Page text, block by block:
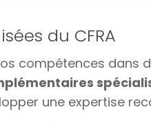
du CFRA
compétences dans
une expertise